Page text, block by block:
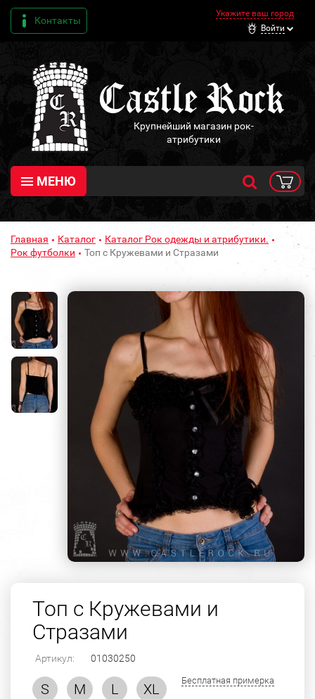
Контакты
Укажите ваш город
Войти
Крупнейший магазин рок-
атрибутики
МЕНЮ
Главная Каталог
Каталог Рок одежды и атрибутики.
Рок футболки
Топ с Кружевами и Стразами
Топ с Кружевами и
Стразами
Артикул: 01030250
S M L XL
Бесплатная примерка